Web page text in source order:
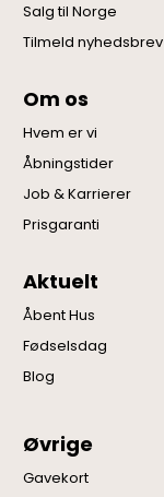
Salg til Norge
Tilmeld nyhedsbrev
Om os
Hvem er vi
Åbningstider
Job & Karrierer
Prisgaranti
Aktuelt
Åbent Hus
Fødselsdag
Blog
Øvrige
Gavekort